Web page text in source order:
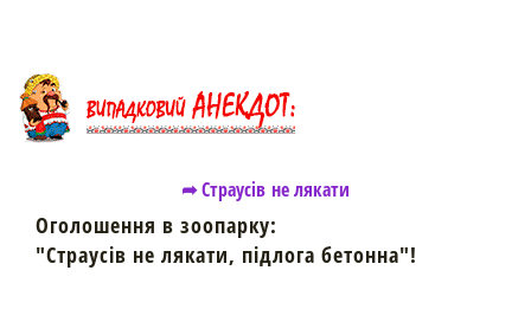
➦ Страусів не лякати
Оголошення в зоопарку:
"Страусів не лякати, підлога бетонна"!